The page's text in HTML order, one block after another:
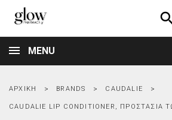
MENU
ΑΡΧΙΚΉ BRANDS CAUDALIE
CAUDALIE LIP CONDITIONER, ΠΡΟΣΤΑΣΊΑ